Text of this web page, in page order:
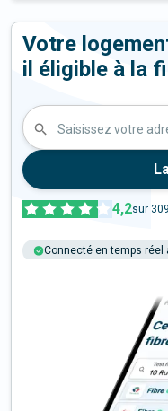
Votre
il éligible à la
Saisissez votre
4,2sur
Connecté en temps réel